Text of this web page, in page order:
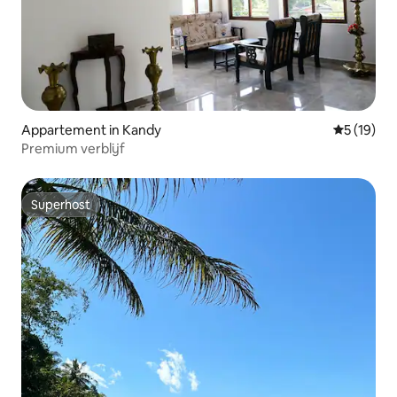
Appartement in Kandy
5 (19)
Premium verblijf
Superhost
Superhost